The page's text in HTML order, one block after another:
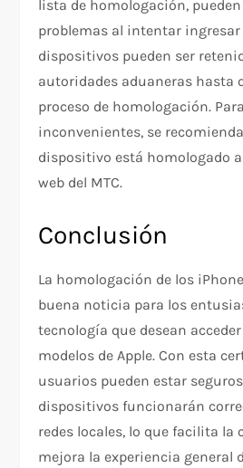
lista de homologación,
problemas al intentar ingresar
dispositivos pueden ser
autoridades aduaneras hasta
proceso de homologación.
inconvenientes, se
dispositivo está homologado
web del MTC.
Conclusión
La homologación de los
buena noticia para los
tecnología que desean
modelos de Apple. Con esta
usuarios pueden estar
dispositivos funcionarán
redes locales, lo que facilita la
mejora la experiencia general